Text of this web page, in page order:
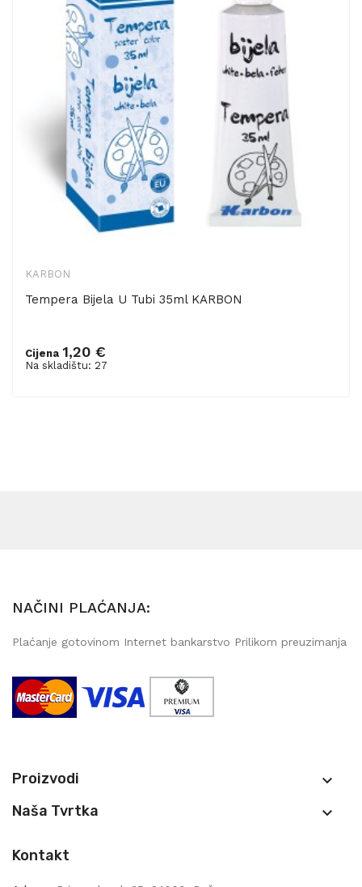
KARBON
Tempera Bijela U Tubi 35ml KARBON
Cijena 1,20 €
Na skladištu: 27
Dodaj u košaricu
NAČINI PLAĆANJA:
Plaćanje gotovinom Internet bankarstvo Prilikom preuzimanja
Proizvodi 
Naša Tvrtka 
Kontakt